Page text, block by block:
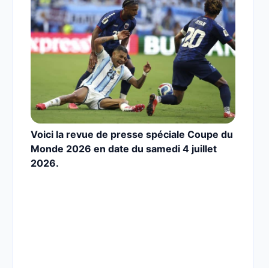
Voici la revue de presse spéciale Coupe du
Monde 2026 en date du samedi 4 juillet
2026.